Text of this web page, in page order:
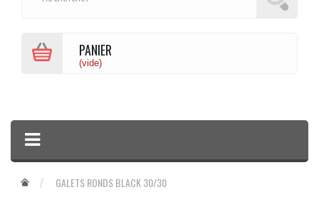
PANIER
(vide)
GALETS RONDS BLACK 30/30